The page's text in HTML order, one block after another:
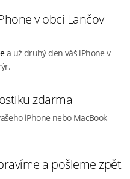
v obci Lančov
a už druhý den váš iPhone v
zdarma
iPhone nebo MacBook
a pošleme zpět